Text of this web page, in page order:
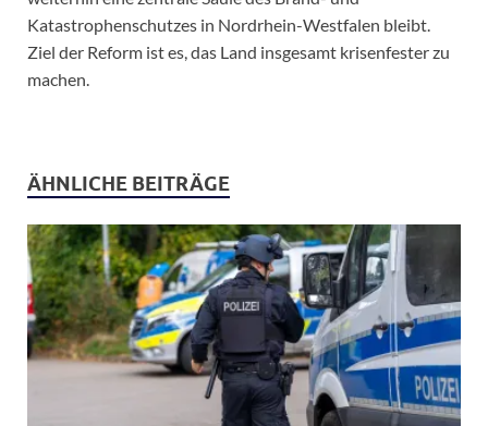
Katastrophenschutzes in Nordrhein-Westfalen bleibt.
Ziel der Reform ist es, das Land insgesamt krisenfester zu
machen.
ÄHNLICHE BEITRÄGE